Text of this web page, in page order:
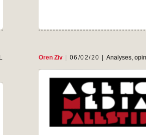
Gaza
Oren Ziv 06/02/20 Analyses,
Par Oren Ziv –
Israël garde en
depuis début janvier, après
contre lui par un groupe
qu’il avait